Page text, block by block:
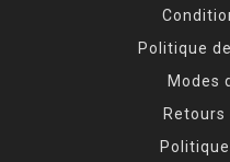
Politique
Modes
Retours